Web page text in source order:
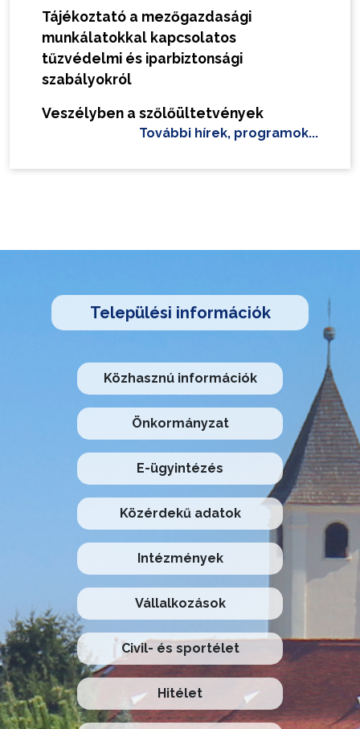
Tájékoztató a mezőgazdasági
munkálatokkal kapcsolatos
tűzvédelmi és iparbiztonsági
szabályokról
Veszélyben a szőlőültetvények
További hírek, programok...
Települési információk
Közhasznú információk
Önkormányzat
E-ügyintézés
Közérdekű adatok
Intézmények
Vállalkozások
Civil- és sportélet
Hitélet